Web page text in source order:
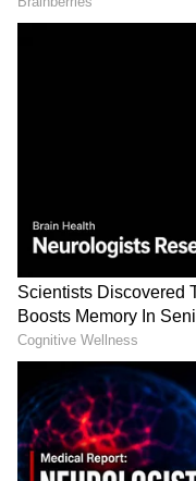
ಕೆಲಸಕ್ಕೆ
ಹೊಸ ಕೀಬೋರ್ಡ್
ಸಮಗ್ರ ಸುದ್ದಿ